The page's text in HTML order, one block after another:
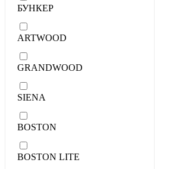
БУНКЕР
ARTWOOD
GRANDWOOD
SIENA
BOSTON
BOSTON LITE